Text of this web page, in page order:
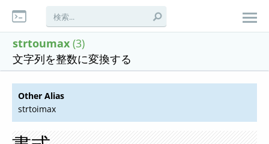
strtoumax (3)
文字列を整数に変換する
Other Alias
strtoimax